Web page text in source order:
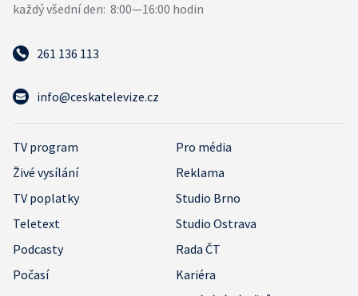
261 136 113
info@ceskatelevize.cz
TV program
Pro média
Živé vysílání
Reklama
TV poplatky
Studio Brno
Teletext
Studio Ostrava
Podcasty
Rada ČT
Počasí
Kariéra